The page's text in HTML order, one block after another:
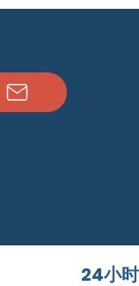
24小